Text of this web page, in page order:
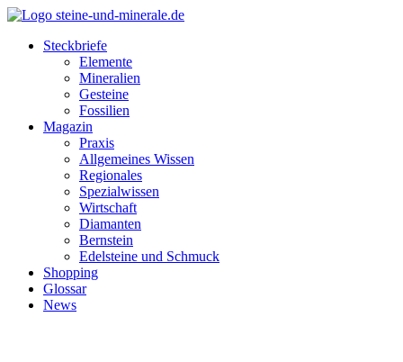
Steckbriefe
Elemente
Mineralien
Gesteine
Fossilien
Magazin
Praxis
Allgemeines Wissen
Regionales
Spezialwissen
Wirtschaft
Diamanten
Bernstein
Edelsteine und Schmuck
Shopping
Glossar
News